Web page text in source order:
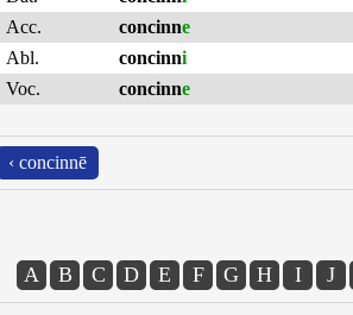
Acc.
concinne
Abl.
concinni
Voc.
concinne
‹ concinnē
A B C D E F G H I J